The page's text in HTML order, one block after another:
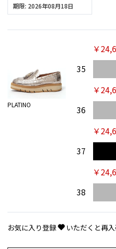
期限: 2026年08月18日
PLATINO
￥
35
￥
36
￥
37
￥
38
お気に入り登録 いただくと再